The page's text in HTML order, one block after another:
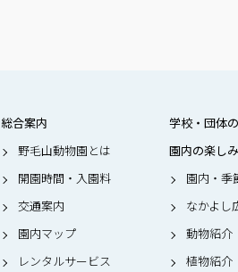
総合案内
野毛山動物園とは
開園時間・入園料
交通案内
園内マップ
レンタルサービス
学校・団体
園内の楽し
園内・季
なかよし
動物紹介
植物紹介